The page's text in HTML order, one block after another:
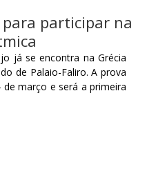
participar na
já se encontra na Grécia
de Palaio-Faliro. A prova
março e será a primeira